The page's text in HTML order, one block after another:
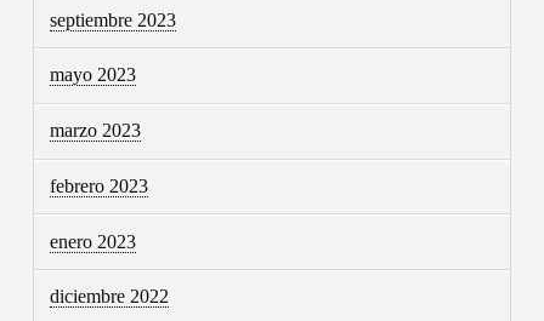
septiembre 2023
mayo 2023
marzo 2023
febrero 2023
enero 2023
diciembre 2022